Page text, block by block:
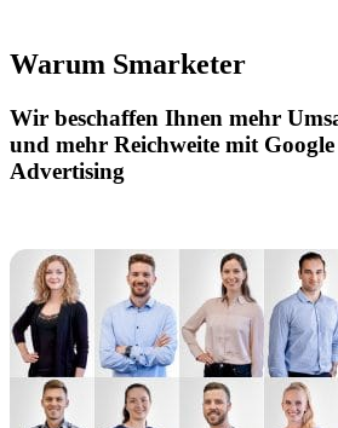
Warum Smarketer
Wir beschaffen Ihnen mehr
und mehr Reichweite mit
Advertising